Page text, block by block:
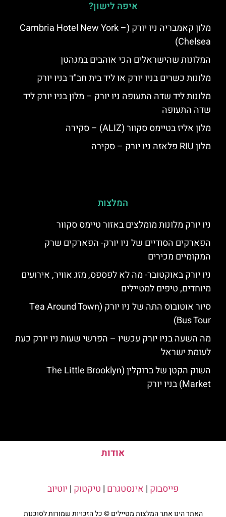
איפה לישון?
מלון קאמבריה ניו יורק (Cambria Hotel New York –
Chelsea)
המלונות שהישראלים הכי אוהבים במנהטן
מלונות כשרים בניו יורק או ליד בית חב"ד בניו יורק
מלונות ליד שדה התעופה ניו יורק – מלון בניו יורק ליד
שדה התעופה
מלון אליז בטיימס סקוור (ALIZ) – סקירה
מלון RIU פלאזה ניו יורק – סקירה
המלצות
ניו יורק מלונות מומלצים באזור טיימס סקוור
הפארקים הסודיים של ניו יורק- הפארקים שרק
המקומיים מכירים
ניו יורק באוקטובר- מה לא לפספס, מזג אוויר, אירועים
מיוחדים, טיפים למטיילים
סיור אוטובוס התה של ניו יורק (Tea Around Town
Bus Tour)
מה השעה בניו יורק עכשיו – הפרשי שעות ניו יורק כעת
לעומת ישראל
השוק הקטן של ברוקלין (The Little Brooklyn
Market) בניו יורק
אודות
פייסבוק | אינסטגרם | טיקטוק | יוטיוב
האתר הינו אתר המלצות מטיילים © כל הזכויות שמורות לסוכנות